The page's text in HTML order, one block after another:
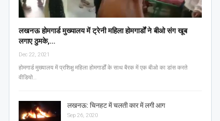
लखनऊ होमगार्ड मुख्यालय में ट्रेनी महिला होमगार्डों ने बीओ संग खूब
लगाए ठुमके,…
Dec 22, 2021
होमगार्ड मुख्यालय में प्रशिक्षु महिला होमगार्डों के साथ बैरक में एक बीओ का डांस करते
वीडियो…
लखनऊ: चिनहट में चलती कार में लगी आग
Sep 26, 2020